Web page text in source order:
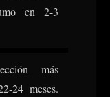
en 2-3
más
24 meses.